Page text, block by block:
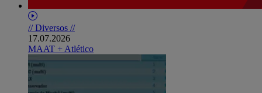
// Diversos //
17.07.2026
MAAT + Atlético